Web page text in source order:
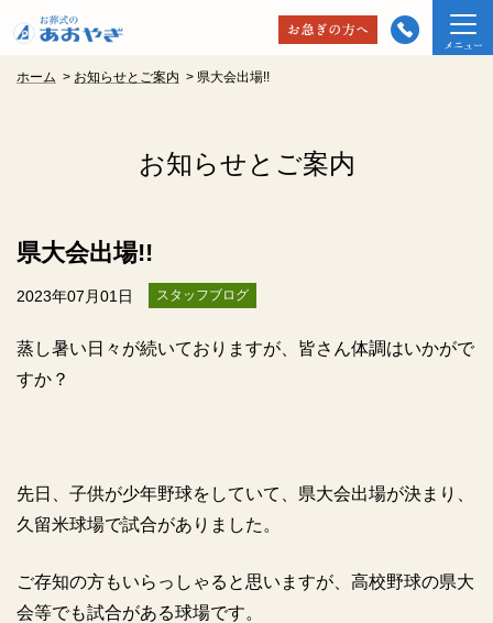
ホーム > お知らせとご案内 > 県大会出場!!
お知らせとご案内
県大会出場!!
2023年07月01日 スタッフブログ
蒸し暑い日々が続いておりますが、皆さん体調はいかがで
すか？
先日、子供が少年野球をしていて、県大会出場が決まり、
久留米球場で試合がありました。
ご存知の方もいらっしゃると思いますが、高校野球の県大
会等でも試合がある球場です。